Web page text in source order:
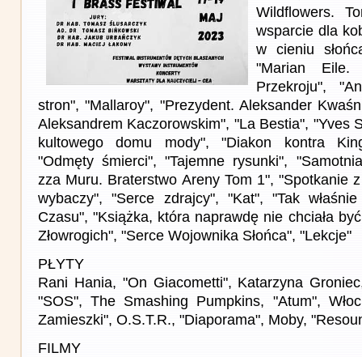
Wildflowers.
wsparcie dla
w cieniu
"Marian
Przekroju",
stron", "Mallaroy", "Prezydent. Aleksander
Aleksandrem Kaczorowskim", "La Bestia", "Yves
kultowego domu mody", "Diakon kontra
"Odmęty śmierci", "Tajemne rysunki",
zza Muru. Braterstwo Areny Tom 1", "Spotkanie
wybaczy", "Serce zdrajcy", "Kat", "Tak
Czasu", "Książka, która naprawdę nie chciała
Złowrogich", "Serce Wojownika Słońca", "Lekcje"
PŁYTY
Rani Hania, "On Giacometti", Katarzyna
"SOS", The Smashing Pumpkins, "Atum",
Zamieszki", O.S.T.R., "Diaporama", Moby,
FILMY